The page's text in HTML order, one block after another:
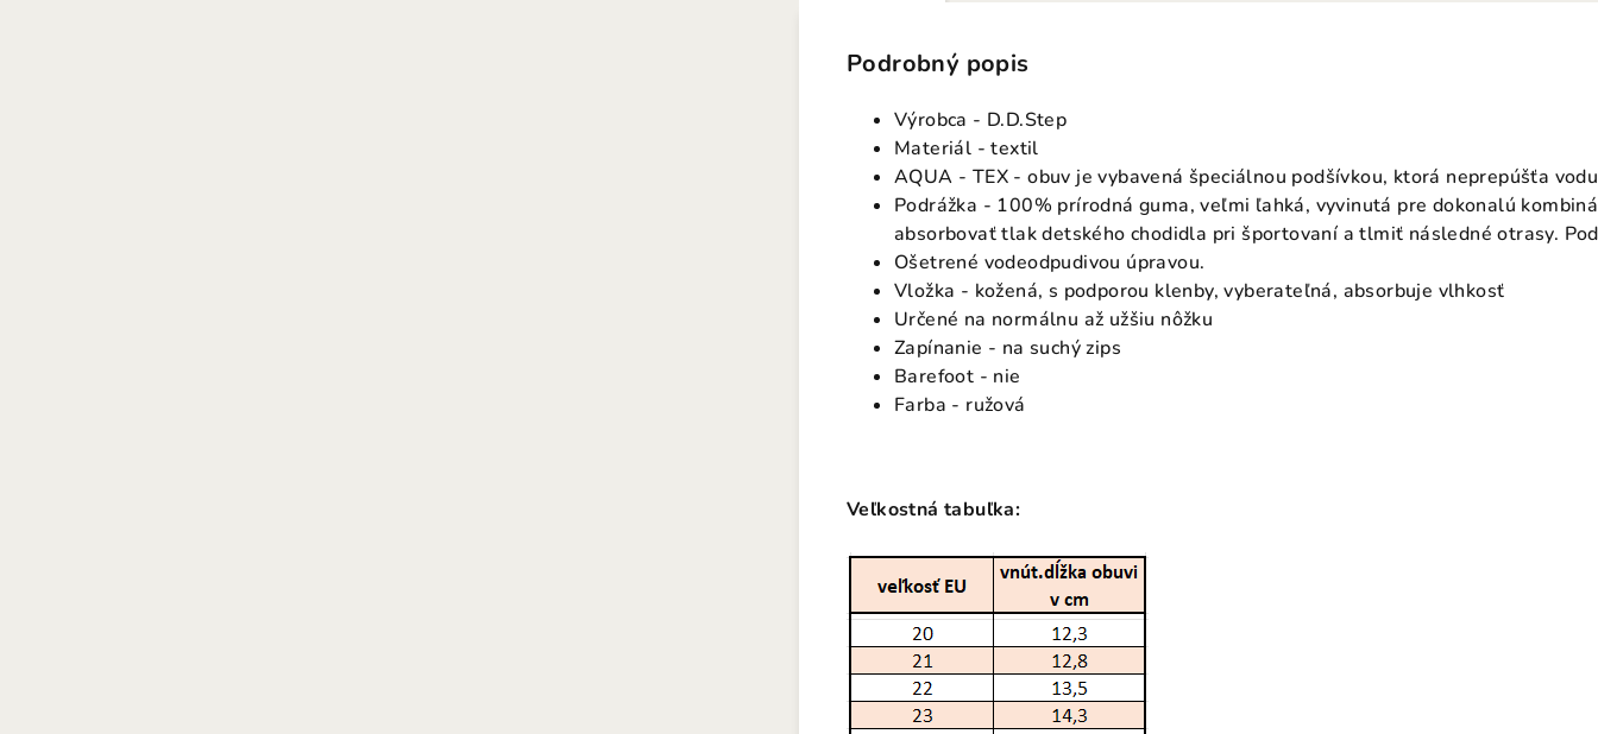
Podrobný popis
Výrobca - D.D.Step
Materiál - textil
AQUA - TEX - obuv je vybavená špeciálnou podšívkou, ktorá neprepúšťa
Podrážka - 100% prírodná guma, veľmi ľahká, vyvinutá pre dokonalú
absorbovať tlak detského chodidla pri športovaní a tlmiť následné otrasy.
Ošetrené vodeodpudivou úpravou.
Vložka - kožená, s podporou klenby, vyberateľná, absorbuje vlhkosť
Určené na normálnu až užšiu nôžku
Zapínanie - na suchý zips
Barefoot - nie
Farba - ružová
Veľkostná tabuľka: